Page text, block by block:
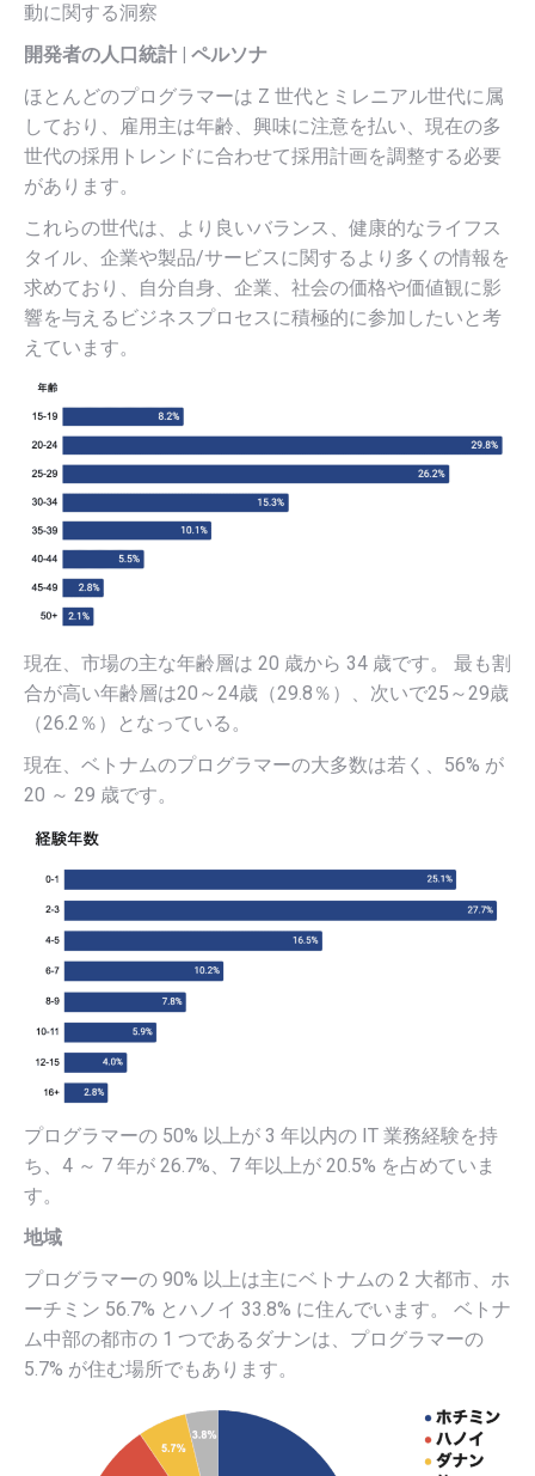
動に関する洞察
開発者の人口統計 | ペルソナ
ほとんどのプログラマーは Z 世代とミレニアル世代に属
しており、雇用主は年齢、興味に注意を払い、現在の多
世代の採用トレンドに合わせて採用計画を調整する必要
があります。
これらの世代は、より良いバランス、健康的なライフス
タイル、企業や製品/サービスに関するより多くの情報を
求めており、自分自身、企業、社会の価格や価値観に影
響を与えるビジネスプロセスに積極的に参加したいと考
えています。
現在、市場の主な年齢層は 20 歳から 34 歳です。 最も割
合が高い年齢層は20～24歳（29.8％）、次いで25～29歳
（26.2％）となっている。
現在、ベトナムのプログラマーの大多数は若く、56% が
20 ～ 29 歳です。
プログラマーの 50% 以上が 3 年以内の IT 業務経験を持
ち、4 ～ 7 年が 26.7%、7 年以上が 20.5% を占めていま
す。
地域
プログラマーの 90% 以上は主にベトナムの 2 大都市、ホ
ーチミン 56.7% とハノイ 33.8% に住んでいます。 ベトナ
ム中部の都市の 1 つであるダナンは、プログラマーの
5.7% が住む場所でもあります。